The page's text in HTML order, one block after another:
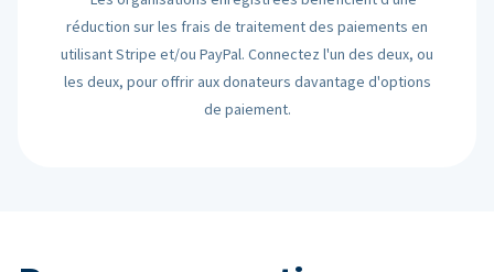
réduction sur les frais de traitement des paiements en
utilisant Stripe et/ou PayPal. Connectez l'un des deux, ou
les deux, pour offrir aux donateurs davantage d'options
de paiement.